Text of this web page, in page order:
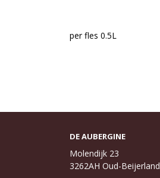
per fles 0.5L
DE AUBERGINE
Molendijk 23
3262AH Oud-Beijerland